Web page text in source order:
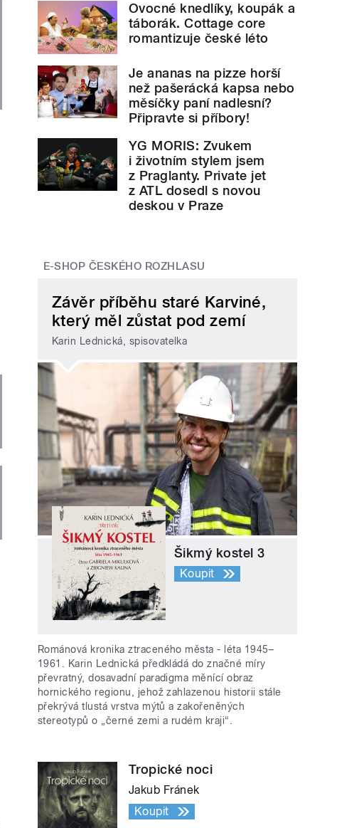
Ovocné knedlíky, koupák a
táborák. Cottage core
romantizuje české léto
Je ananas na pizze horší
než pašerácká kapsa nebo
měsíčky paní nadlesní?
Připravte si příbory!
YG MORIS: Zvukem
i životním stylem jsem
z Praglanty. Private jet
z ATL dosedl s novou
deskou v Praze
E-SHOP ČESKÉHO ROZHLASU
Závěr příběhu staré Karviné,
který měl zůstat pod zemí
Karin Lednická, spisovatelka
Šikmý kostel 3
Koupit
Románová kronika ztraceného města - léta 1945–
1961. Karin Lednická předkládá do značné míry
převratný, dosavadní paradigma měnící obraz
hornického regionu, jehož zahlazenou historii stále
překrývá tlustá vrstva mýtů a zakořeněných
stereotypů o „černé zemi a rudém kraji“.
Tropické noci
Jakub Fránek
Koupit